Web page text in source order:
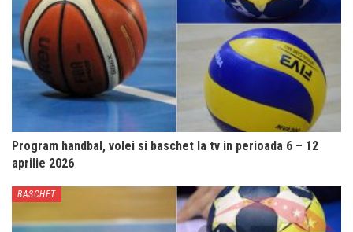
Program handbal, volei si baschet la tv in perioada 6 – 12
aprilie 2026
BASCHET